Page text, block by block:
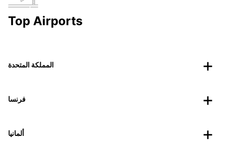
Top Airports
المملكة المتحدة
فرنسا
ألمانيا